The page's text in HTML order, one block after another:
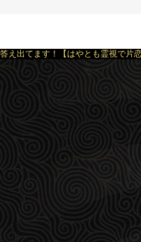
答え出てます！【はやとも霊視で片